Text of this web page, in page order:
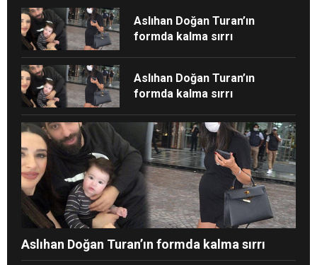
Aslıhan Doğan Turan’ın
formda kalma sırrı
Aslıhan Doğan Turan’ın
formda kalma sırrı
Aslıhan Doğan Turan’ın formda kalma sırrı